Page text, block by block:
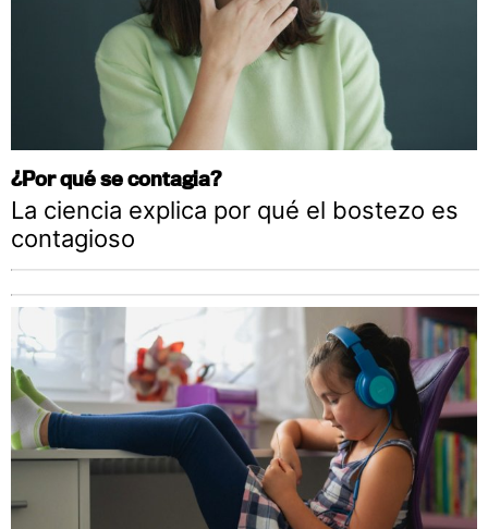
¿Por qué se contagia?
La ciencia explica por qué el bostezo es
contagioso